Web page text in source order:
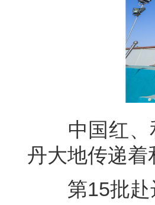
中国红、和
丹大地传递着
第15批赴